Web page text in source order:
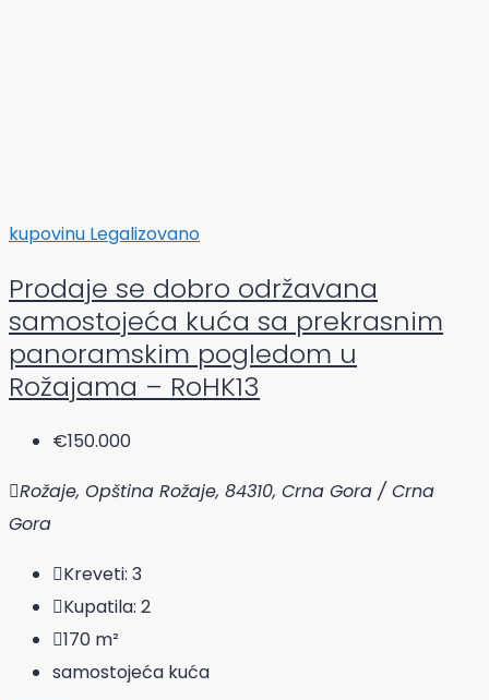
kupovinu Legalizovano
Prodaje se dobro održavana
samostojeća kuća sa prekrasnim
panoramskim pogledom u
Rožajama – RoHK13
€150.000
Rožaje, Opština Rožaje, 84310, Crna Gora / Crna
Gora
Kreveti: 3
Kupatila: 2
170 m²
samostojeća kuća